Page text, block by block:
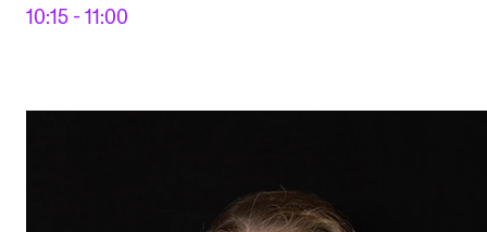
10:15 - 11:00